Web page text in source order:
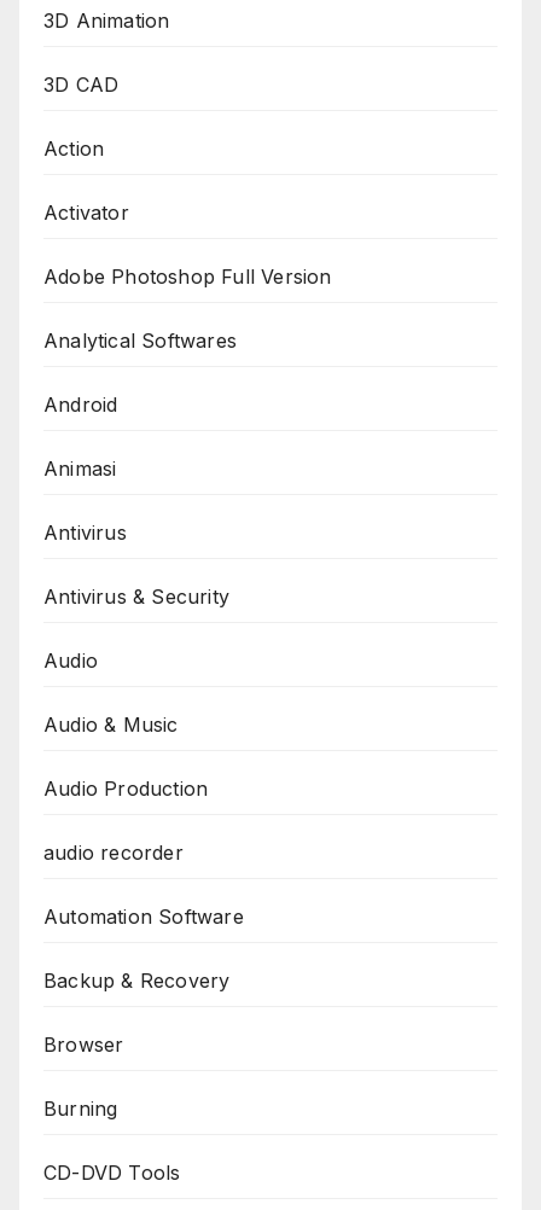
3D Animation
3D CAD
Action
Activator
Adobe Photoshop Full Version
Analytical Softwares
Android
Animasi
Antivirus
Antivirus & Security
Audio
Audio & Music
Audio Production
audio recorder
Automation Software
Backup & Recovery
Browser
Burning
CD-DVD Tools